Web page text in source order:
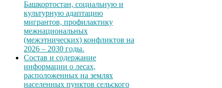
Башкортостан, социальную и
культурную адаптацию
мигрантов, профилактику
межнациональных
(межэтнических) конфликтов на
2026 – 2030 годы.
Состав и содержание
информации о лесах,
расположенных на землях
населенных пунктов сельского